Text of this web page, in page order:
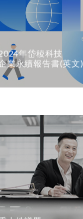
2024年岱稜科技
企業永續報告書(英文)